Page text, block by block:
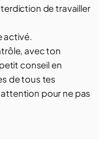
de travailler
activé.
avec ton
conseil en
de tous tes
pour ne pas